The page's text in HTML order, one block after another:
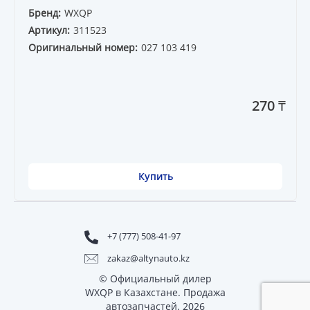
Бренд: WXQP
Артикул: 311523
Оригинальный номер: 027 103 419
270 ₸
Купить
+7 (777) 508-41-97
zakaz@altynauto.kz
© Официальный дилер
WXQP в Казахстане. Продажа
автозапчастей. 2026